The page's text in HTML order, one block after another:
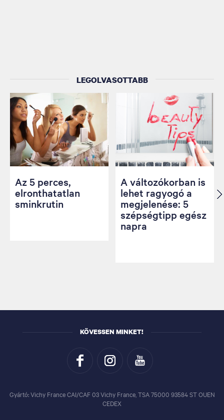
LEGOLVASOTTABB
Az 5 perces,
elronthatatlan
sminkrutin
A változókorban is
lehet ragyogó a
megjelenése: 5
szépségtipp egész
napra
KÖVESSEN MINKET!
Gyártó: Vichy France CAI/CAF 03 Vichy France, TSA 75000 93584 ST OUEN
CEDEX